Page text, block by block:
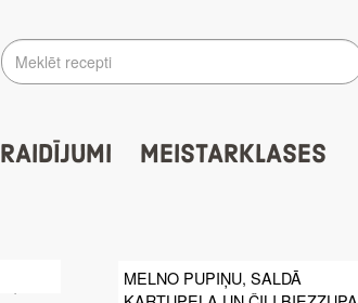
RAIDĪJUMI MEISTARKLASES
MELNO PUPIŅU, SALDĀ